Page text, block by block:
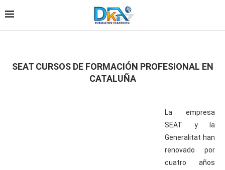
SEAT CURSOS DE FORMACIÓN PROFESIONAL EN
CATALUÑA
La empresa
SEAT y la
Generalitat han
renovado por
cuatro años